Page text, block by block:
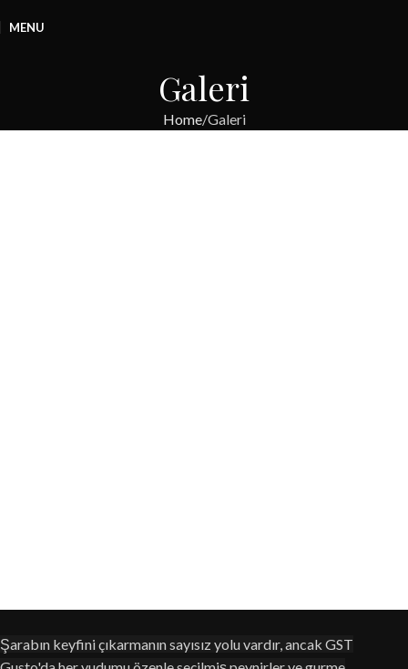
MENU
Galeri
Home Galeri
Şarabın keyfini çıkarmanın sayısız yolu vardır, ancak GST